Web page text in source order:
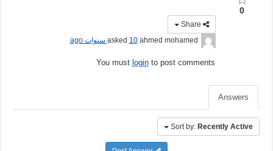
0
ahmed mohamed
asked10 سنوات ago
You must loginto post comments
Answers
Sort by: Recently Active